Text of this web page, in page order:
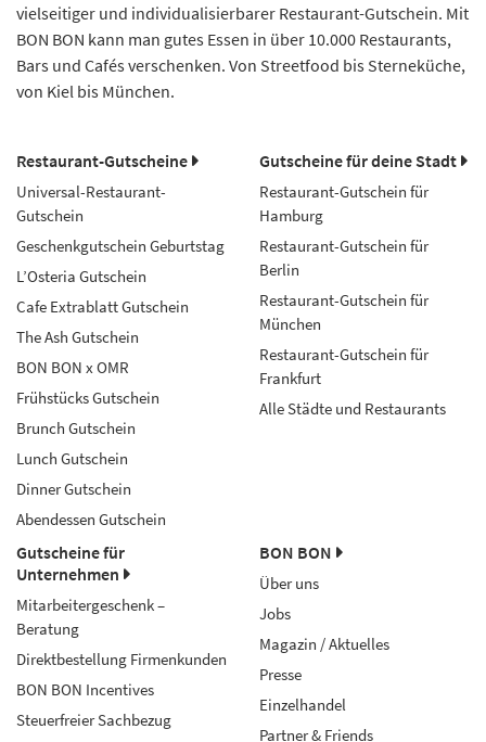
vielseitiger und individualisierbarer Restaurant-Gutschein. Mit
BON BON kann man gutes Essen in über 10.000 Restaurants,
Bars und Cafés verschenken. Von Streetfood bis Sterneküche,
von Kiel bis München.
Restaurant-Gutscheine
Universal-Restaurant-
Gutschein
Geschenkgutschein Geburtstag
L’Osteria Gutschein
Cafe Extrablatt Gutschein
The Ash Gutschein
BON BON x OMR
Frühstücks Gutschein
Brunch Gutschein
Lunch Gutschein
Dinner Gutschein
Abendessen Gutschein
Gutscheine für deine Stadt
Restaurant-Gutschein für
Hamburg
Restaurant-Gutschein für
Berlin
Restaurant-Gutschein für
München
Restaurant-Gutschein für
Frankfurt
Alle Städte und Restaurants
Gutscheine für
Unternehmen
Mitarbeitergeschenk –
Beratung
Direktbestellung Firmenkunden
BON BON Incentives
Steuerfreier Sachbezug
BON BON
Über uns
Jobs
Magazin / Aktuelles
Presse
Einzelhandel
Partner & Friends